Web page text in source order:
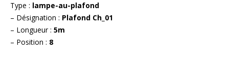
Type : lampe-au-plafond
– Désignation : Plafond Ch_01
– Longueur : 5m
– Position : 8